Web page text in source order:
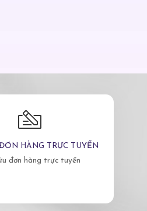
ĐƠN HÀNG TRỰC TUYẾN
đơn hàng trực tuyến